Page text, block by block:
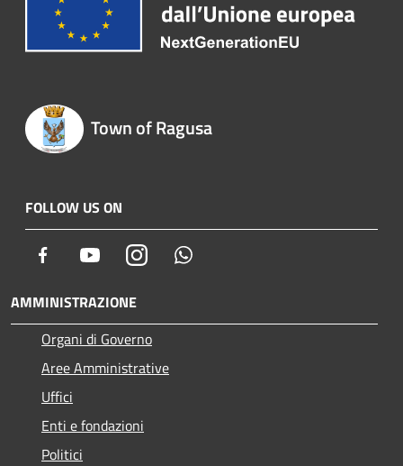
Town of Ragusa
FOLLOW US ON
Facebook YoutubeInstagram
AMMINISTRAZIONE
Organi di Governo
Aree Amministrative
Uffici
Enti e fondazioni
Politici